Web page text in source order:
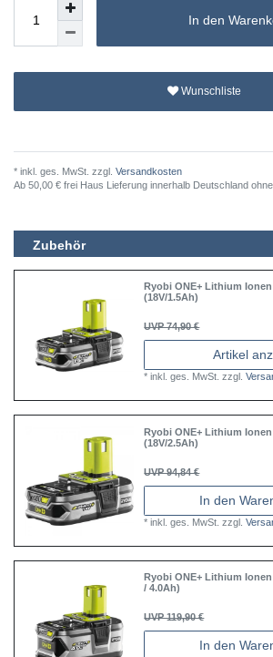
In den
Wunschliste
* inkl. ges. MwSt. zzgl. Versandkosten
Ab 50,00 € frei Haus Lieferung innerhalb Deutschland
Zubehör
Ryobi ONE+ Lithium
(18V/1.5Ah)
UVP 74,90 €
Artikel
*inkl. ges. MwSt. zzgl.
Ryobi ONE+ Lithium
(18V/2.5Ah)
UVP 94,84 €
In den
*inkl. ges. MwSt. zzgl.
Ryobi ONE+ Lithium
/ 4.0Ah)
UVP 119,90 €
In den